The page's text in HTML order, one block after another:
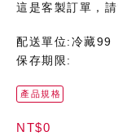
這是客製訂單，
配送單位:冷藏99
保存期限:
產品規格
NT$0